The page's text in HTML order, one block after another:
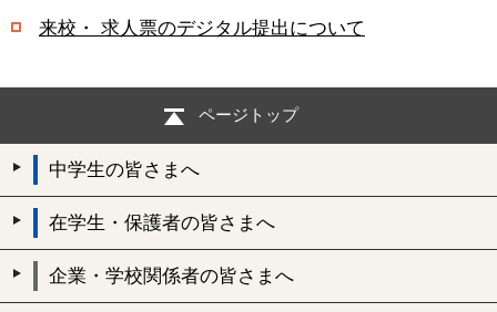
来校・ 求人票のデジタル提出について
ページトップ
中学生の皆さまへ
在学生・保護者の皆さまへ
企業・学校関係者の皆さまへ